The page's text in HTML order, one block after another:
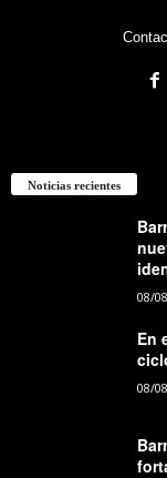
Noticias recientes
08/
En
08/